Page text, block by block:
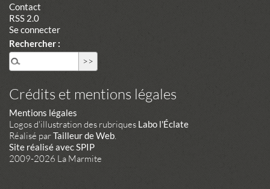
Contact
RSS 2.0
Se connecter
Rechercher :
Crédits et mentions légales
Mentions légales
Logos d'illustration des rubriques Labo l'Éclate
Réalisé parTailleur de Web.
Site réalisé avec SPIP
2009-2026 La Marmite